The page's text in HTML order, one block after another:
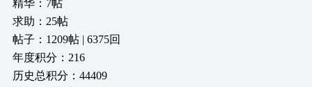
精华：7帖
求助：25帖
帖子：1209帖 | 6375回
年度积分：216
历史总积分：44409